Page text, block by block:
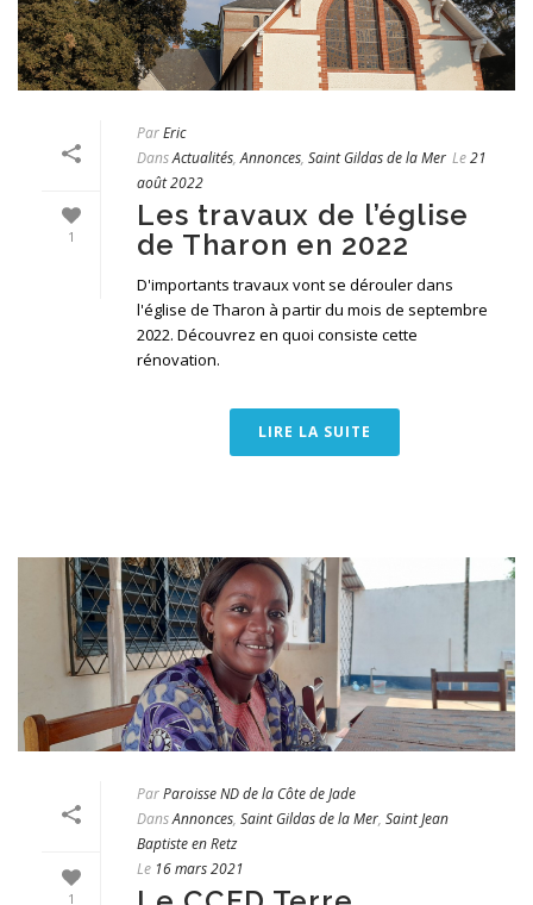
1
ParEric
DansActualités,Annonces, Saint Gildas de la Mer Le21
août 2022
Les travaux de l’église
de Tharon en 2022
D'importants travaux vont se dérouler dans
l'église de Tharon à partir du mois de septembre
2022. Découvrez en quoi consiste cette
rénovation.
LIRE LA SUITE
1
ParParoisse ND de la Côte de Jade
DansAnnonces, Saint Gildas de la Mer, Saint Jean
Baptiste en Retz
Le 16 mars 2021